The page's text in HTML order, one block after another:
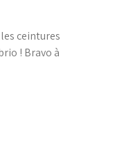
ceintures
! Bravo à